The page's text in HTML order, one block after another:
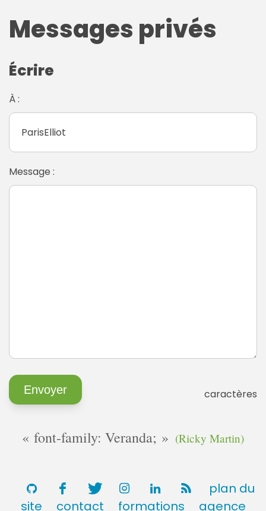
Messages privés
Écrire
À :
Message :
caractères
font-family: Veranda; (Ricky Martin)
plan du
site
contact formations agence